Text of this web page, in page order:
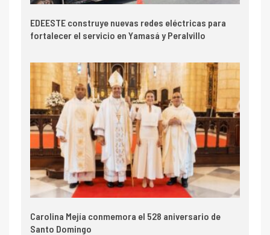
EDEESTE construye nuevas redes eléctricas para
fortalecer el servicio en Yamasá y Peralvillo
Carolina Mejía conmemora el 528 aniversario de
Santo Domingo